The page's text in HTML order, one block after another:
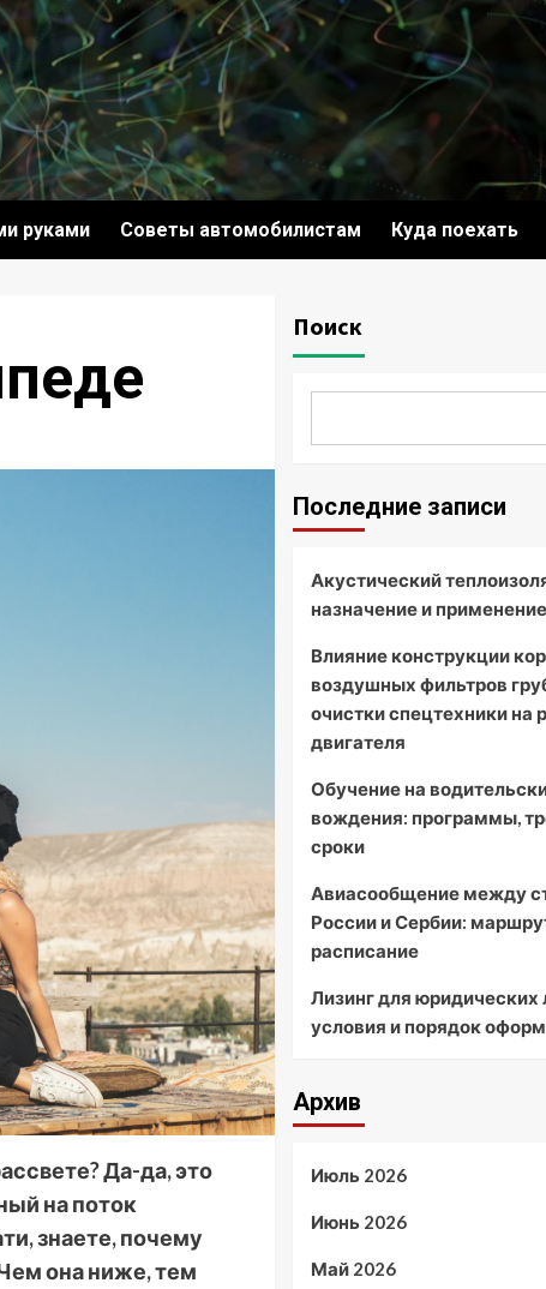
руками Советы автомобилистам Куда поехать
Да-да, это
на поток
знаете, почему
она ниже, тем
Поиск
Последние записи
Акустический
назначение и применение
Влияние конструкции
воздушных фильтров
очистки спецтехники на
двигателя
Обучение на
вождения: программы,
сроки
Авиасообщение между
России и Сербии:
расписание
Лизинг для юридических
условия и порядок
Архив
Июль 2026
Июнь 2026
Май 2026